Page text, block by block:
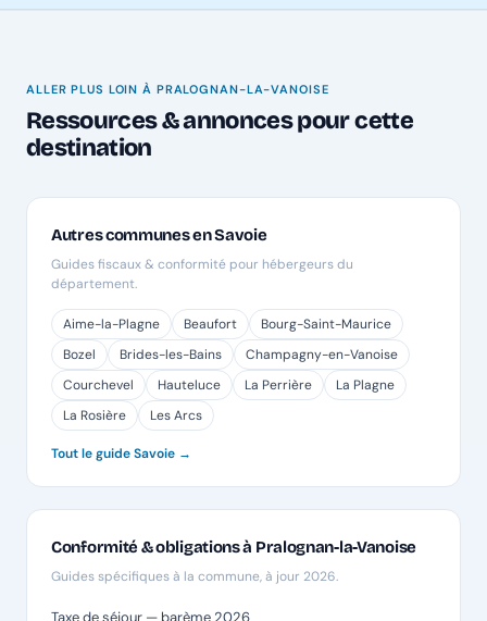
ALLER PLUS LOIN À PRALOGNAN-LA-VANOISE
Ressources & annonces pour cette
destination
Autres communes en Savoie
Guides fiscaux & conformité pour hébergeurs du
département.
Aime-la-Plagne Beaufort
Bourg-Saint-Maurice
Bozel
Brides-les-Bains
Champagny-en-Vanoise
Courchevel
Hauteluce La Perrière
La Plagne
La Rosière
Les Arcs
Tout le guide Savoie →
Conformité & obligations à Pralognan-la-Vanoise
Guides spécifiques à la commune, à jour 2026.